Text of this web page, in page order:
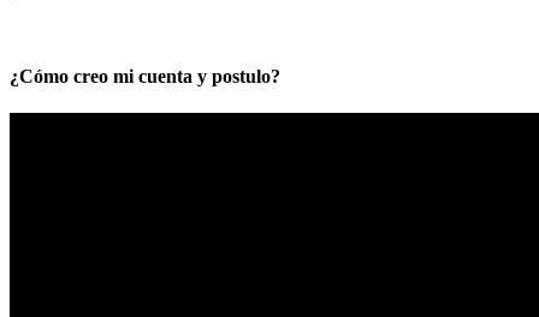
¿Cómo creo mi cuenta y postulo?